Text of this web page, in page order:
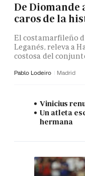
De Diomande
caros de la
El costamarfileño
Leganés, releva a
costosa del
Pablo Lodeiro Madrid
Vinicius
Un atleta
hermana